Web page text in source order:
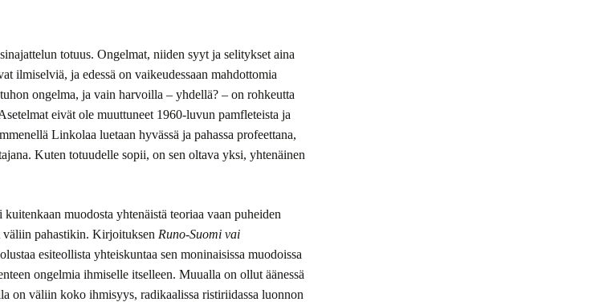
totuus. Ongelmat, niiden syyt ja selitykset aina
ilmiselviä, ja edessä on vaikeudessaan mahdottomia
ongelma, ja vain harvoilla – yhdellä? – on rohkeutta
eivät ole muuttuneet 1960-luvun pamfleteista ja
Linkolaa luetaan hyvässä ja pahassa profeettana,
Kuten totuudelle sopii, on sen oltava yksi, yhtenäinen
muodosta yhtenäistä teoriaa vaan puheiden
pahastikin. Kirjoituksen Runo-Suomi vai
esiteollista yhteiskuntaa sen moninaisissa muodoissa
ongelmia ihmiselle itselleen. Muualla on ollut äänessä
on väliin koko ihmisyys, radikaalissa ristiriidassa luonnon